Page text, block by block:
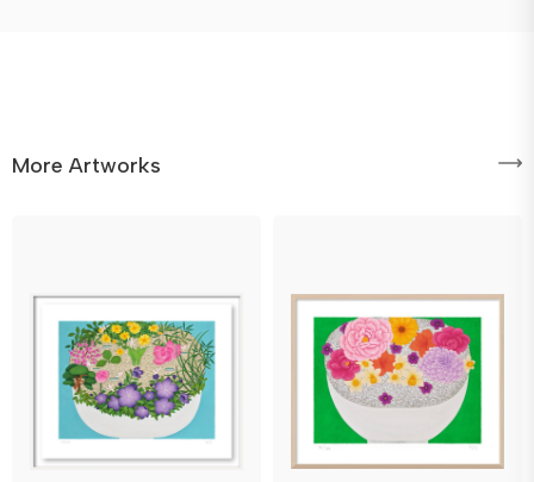
More Artworks